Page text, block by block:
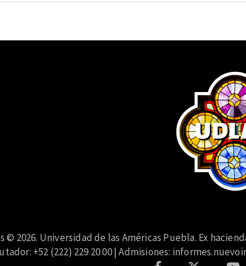
© 2026. Universidad de las Américas Puebla. Ex
+52 (222) 229 20 00 | Admisiones: